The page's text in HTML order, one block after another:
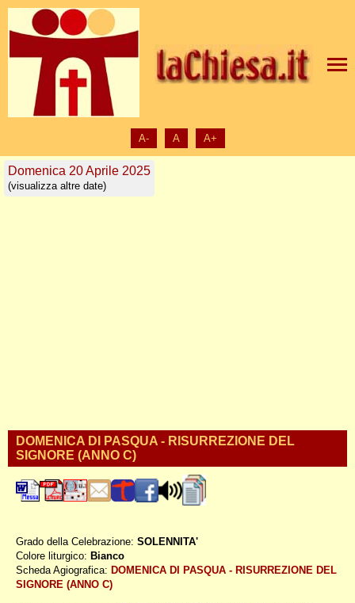
A- A A+
Domenica 20 Aprile 2025
(visualizza altre date)
DOMENICA DI PASQUA - RISURREZIONE DEL
SIGNORE (ANNO C)
Grado della Celebrazione: SOLENNITA'
Colore liturgico: Bianco
Scheda Agiografica: DOMENICA DI PASQUA - RISURREZIONE DEL
SIGNORE (ANNO C)